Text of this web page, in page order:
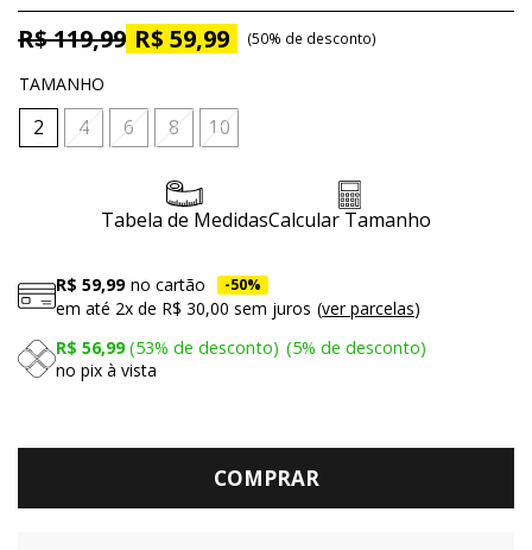
R$ 119,99 R$ 59,99 50% de desconto
TAMANHO
2 4 6 8 10
Tabela de MedidasCalcular Tamanho
R$ 59,99 no cartão 50%
em até 2x de R$ 30,00 sem juros ver parcelas
R$ 56,99
no pix à vista
53% de desconto 5% de desconto
COMPRAR